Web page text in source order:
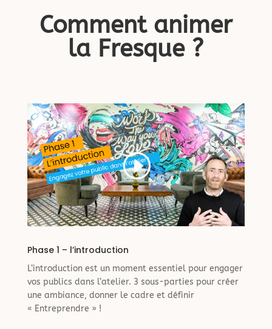
Comment animer
la Fresque ?
Phase 1 – l’introduction
L’introduction est un moment essentiel pour engager
vos publics dans l’atelier. 3 sous-parties pour créer
une ambiance, donner le cadre et définir
« Entreprendre » !